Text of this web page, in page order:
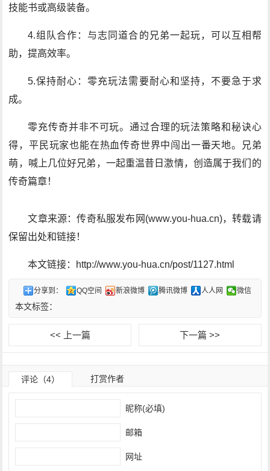
技能书或高级装备。
4.组队合作：与志同道合的兄弟一起玩，可以互相帮
助，提高效率。
5.保持耐心：零充玩法需要耐心和坚持，不要急于求
成。
零充传奇并非不可玩。通过合理的玩法策略和秘诀心
得，平民玩家也能在热血传奇世界中闯出一番天地。兄弟
萌，喊上几位好兄弟，一起重温昔日激情，创造属于我们的
传奇篇章！
文章来源：传奇私服发布网(www.you-hua.cn)，转载请
保留出处和链接！
本文链接：http://www.you-hua.cn/post/1127.html
分享到： QQ空间 新浪微博 腾讯微博 人人网 微信
本文标签：
<< 上一篇 下一篇 >>
评论（4） 打赏作者
昵称(必填)
邮箱
网址